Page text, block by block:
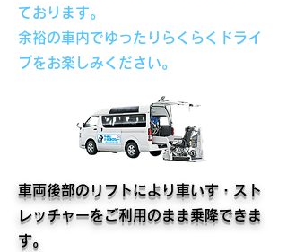
ております。
余裕の車内でゆったりらくらくドライ
ブをお楽しみください。
車両後部のリフトにより車いす・スト
レッチャーをご利用のまま乗降できま
す。